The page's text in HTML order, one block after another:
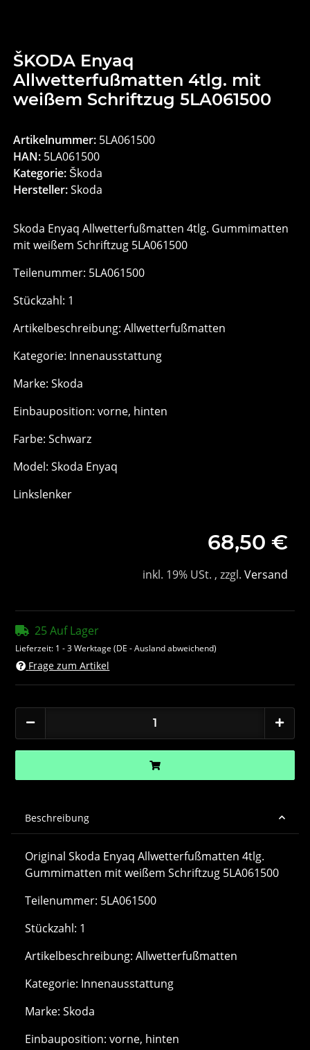
ŠKODA Enyaq
Allwetterfußmatten 4tlg. mit
weißem Schriftzug 5LA061500
Artikelnummer: 5LA061500
HAN: 5LA061500
Kategorie: Škoda
Hersteller:Skoda
Skoda Enyaq Allwetterfußmatten 4tlg. Gummimatten
mit weißem Schriftzug 5LA061500
Teilenummer: 5LA061500
Stückzahl: 1
Artikelbeschreibung: Allwetterfußmatten
Kategorie: Innenausstattung
Marke: Skoda
Einbauposition: vorne, hinten
Farbe: Schwarz
Model: Skoda Enyaq
Linkslenker
68,50 €
inkl. 19% USt. , zzgl. Versand
25 Auf Lager
Lieferzeit: 1 - 3 Werktage(DE - Ausland abweichend)
Frage zum Artikel
Beschreibung
Original Skoda Enyaq Allwetterfußmatten 4tlg.
Gummimatten mit weißem Schriftzug 5LA061500
Teilenummer: 5LA061500
Stückzahl: 1
Artikelbeschreibung: Allwetterfußmatten
Kategorie: Innenausstattung
Marke: Skoda
Einbauposition: vorne, hinten